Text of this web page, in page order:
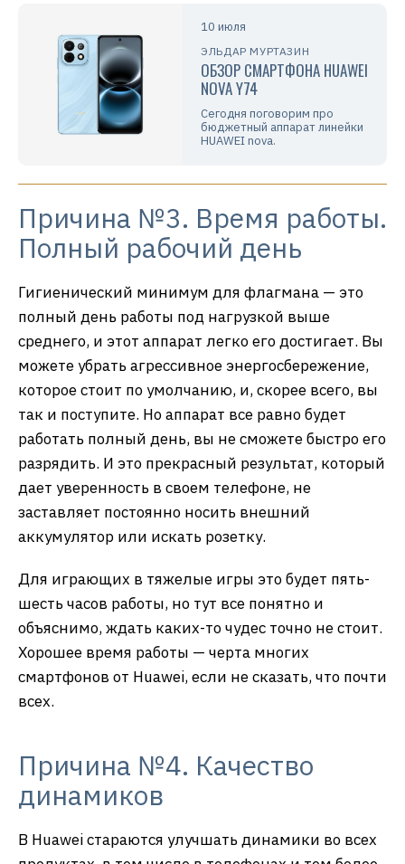
10 июля
ЭЛЬДАР МУРТАЗИН
ОБЗОР СМАРТФОНА HUAWEI
NOVA Y74
Сегодня поговорим про
бюджетный аппарат линейки
HUAWEI nova.
Причина №3. Время работы.
Полный рабочий день
Гигиенический минимум для флагмана — это
полный день работы под нагрузкой выше
среднего, и этот аппарат легко его достигает. Вы
можете убрать агрессивное энергосбережение,
которое стоит по умолчанию, и, скорее всего, вы
так и поступите. Но аппарат все равно будет
работать полный день, вы не сможете быстро его
разрядить. И это прекрасный результат, который
дает уверенность в своем телефоне, не
заставляет постоянно носить внешний
аккумулятор или искать розетку.
Для играющих в тяжелые игры это будет пять-
шесть часов работы, но тут все понятно и
объяснимо, ждать каких-то чудес точно не стоит.
Хорошее время работы — черта многих
смартфонов от Huawei, если не сказать, что почти
всех.
Причина №4. Качество
динамиков
В Huawei стараются улучшать динамики во всех